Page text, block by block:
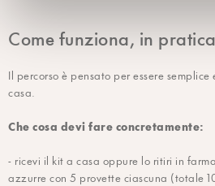
Come funziona, in pratica
Il percorso è pensato per essere
casa.
Che cosa devi fare concretamente:
- ricevi il kit a casa oppure lo ritiri in
azzurre con 5 provette ciascuna (totale